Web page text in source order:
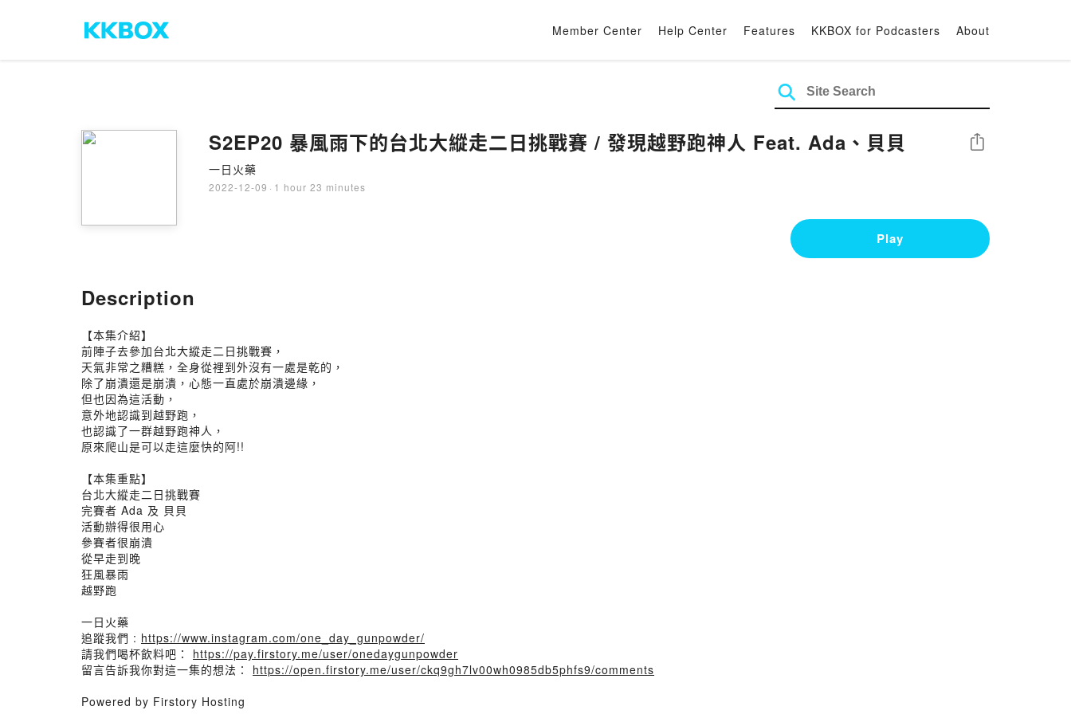
Member Center Help Center Features KKBOX for Podcasters About
S2EP20 暴風雨下的台北大縱走二日挑戰賽 / 發現越野跑神人 Feat. Ada、貝貝
一日火藥
2022-12-09 · 1 hour 23 minutes
Share
Play
Description
【本集介紹】
前陣子去參加台北大縱走二日挑戰賽，
天氣非常之糟糕，全身從裡到外沒有一處是乾的，
除了崩潰還是崩潰，心態一直處於崩潰邊緣，
但也因為這活動，
意外地認識到越野跑，
也認識了一群越野跑神人，
原來爬山是可以走這麼快的阿!!
【本集重點】
台北大縱走二日挑戰賽
完賽者 Ada 及 貝貝
活動辦得很用心
參賽者很崩潰
從早走到晚
狂風暴雨
越野跑
一日火藥
追蹤我們 : https://www.instagram.com/one_day_gunpowder/
請我們喝杯飲料吧： https://pay.firstory.me/user/onedaygunpowder
留言告訴我你對這一集的想法： https://open.firstory.me/user/ckq9gh7lv00wh0985db5phfs9/comments
Powered by Firstory Hosting